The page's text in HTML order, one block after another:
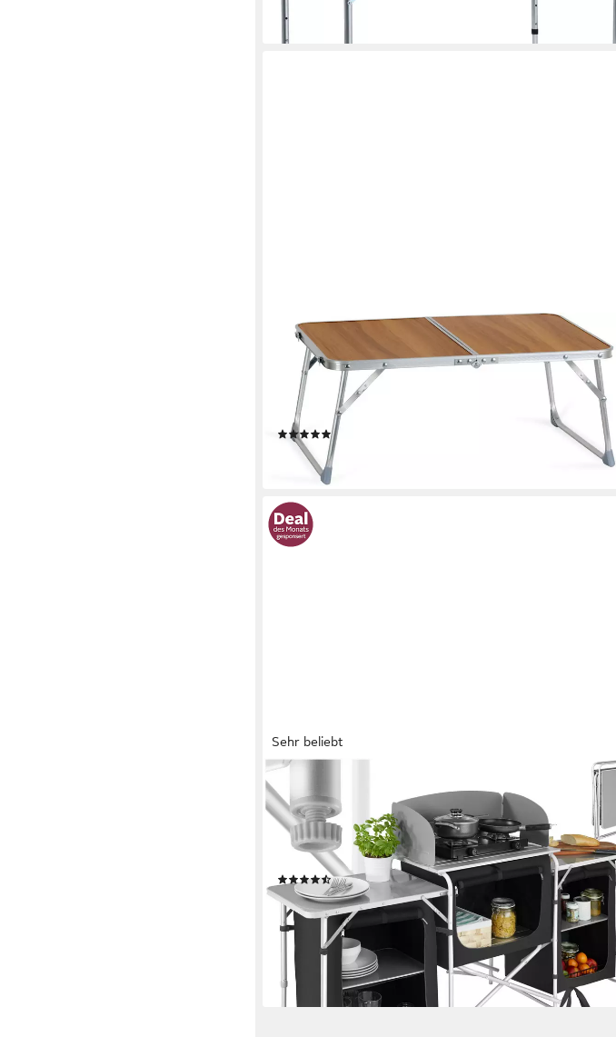
STAGECAPTAIN
Campingtisch MCT-25 Mini klappbarer outdoor Gartentisch
bis zu 50 kg Tragfähigkeit (1-St., leicht und handlich mit
praktischem Tragegriff), für Camping, Gartenpartys und
Wanderabenteuer in edler Holzoptik
(1)
23,89 €
lieferbar - in 2-3 Werktagen bei dir
Sehr beliebt
Campingtisch Outdoor Küchenzeile XXL wetterfest faltbar
viel Stauraum Windschutz (Faltbare Campingküche, 1-St., in
Schwarz), Aluminiumgestell mit höhenverstellbaren Füßen
und Arbeitsplatte
(46)
76,99 € UVP139,00 €
nur diesen Monat
-45%
lieferbar - in 2-3 Werktagen bei dir